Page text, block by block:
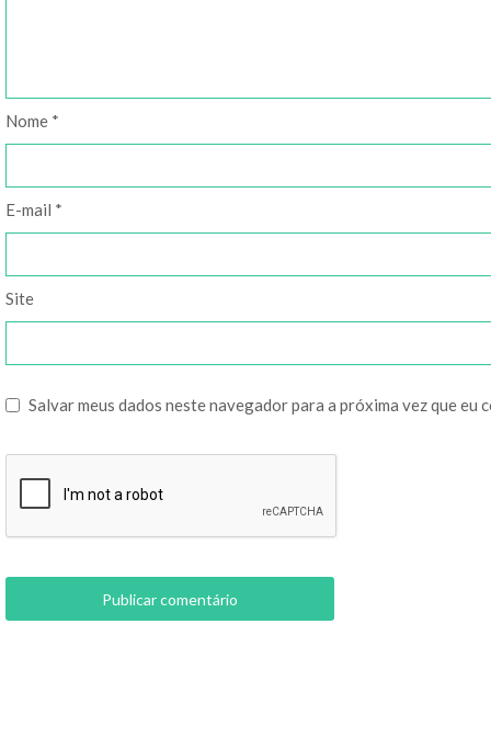
Nome *
E-mail *
Site
Salvar meus dados neste navegador para a próxima vez que eu